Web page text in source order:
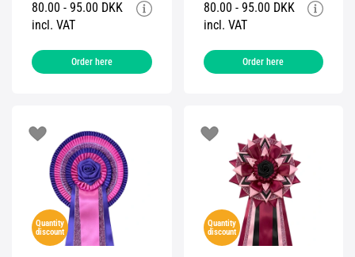
80.00 - 95.00 DKK
incl. VAT
Order here
80.00 - 95.00 DKK
incl. VAT
Order here
Quantity
discount
Quantity
discount